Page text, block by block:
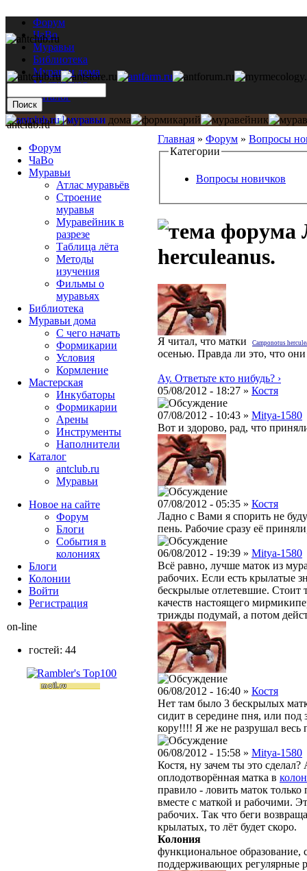
Форум
ЧаВо
Муравьи
Библиотека
Муравьи дома
Мастерская
Каталог
Главная » Форум » Вопросы
Категории
Вопросы новичков
herculeanus.
Я читал, что матки Camponotus
осенью. Правда ли это, что
Ау. Ответьте кто нибудь? ›
05/08/2012 - 18:27 » Костя
07/08/2012 - 10:43 » Mitya-1580
Вот и здорово, рад, что
07/08/2012 - 05:35 » Костя
Ладно с Вами я спорить не
пень. Рабочие сразу её
06/08/2012 - 19:39 » Mitya-1580
Всё равно, лучше маток из
рабочих. Если есть крылатые
бескрылые отлетевшие. Стоит
качеств настоящего
трижды подумай, а потом
06/08/2012 - 16:40 » Костя
Нет там было 3 бескрылых
сидит в середине пня, или под
кору!!!! Я же не разрушал весь
06/08/2012 - 15:58 » Mitya-1580
Костя, ну зачем ты это
оплодотворённая матка в
правило - ловить маток только
вместе с маткой и рабочими.
рабочих. Так что беги
крылатых, то лёт будет скоро.
Колония
функциональное образование,
поддерживающих регулярные
antclub.ru
Форум
ЧаВо
Муравьи
Атлас муравьёв
Строение
муравья
Муравейник в
разрезе
Таблица лёта
Методы
изучения
Фильмы о
муравьях
Библиотека
Муравьи дома
С чего начать
Формикарии
Условия
Кормление
Мастерская
Инкубаторы
Формикарии
Арены
Инструменты
Наполнители
Каталог
antclub.ru
Муравьи
Новое на сайте
Форум
Блоги
События в
колониях
Блоги
Колонии
Войти
Peгиcтpaция
on-line
гостей: 44